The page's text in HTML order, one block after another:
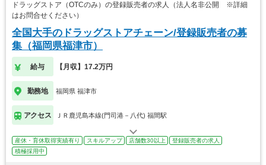
ドラッグストア（OTCのみ）の登録販売者の求人（法人名非公開 ※詳細
はお問合せください）
全国大手のドラッグストアチェーン/登録販売者の募
集（福岡県福津市）
給与 【月収】17.2万円
勤務地 福岡県 福津市
アクセス ＪＲ鹿児島本線(門司港－八代) 福間駅
産休・育休取得実績有り スキルアップ 店舗数30以上
登録販売者の求人
積極採用中